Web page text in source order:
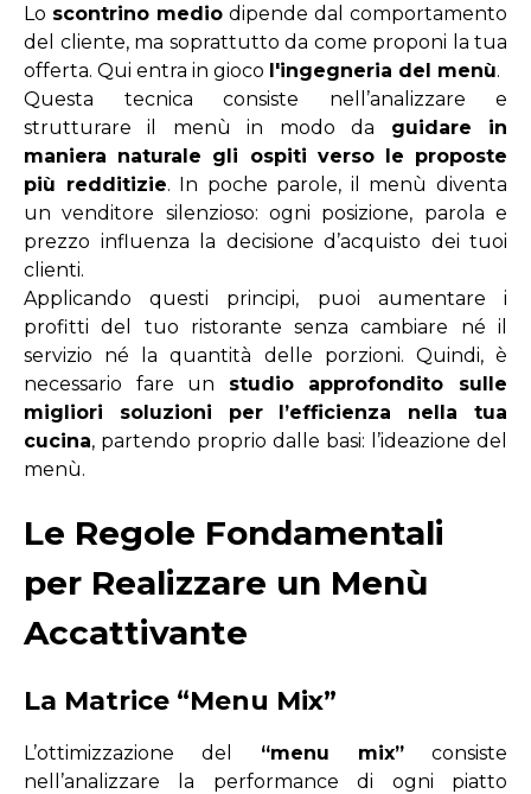
Lo scontrino medio dipende dal comportamento
del cliente, ma soprattutto da come proponi la tua
offerta. Qui entra in gioco l'ingegneria del menù.
Questa tecnica consiste nell’analizzare e
strutturare il menù in modo da guidare in
maniera naturale gli ospiti verso le proposte
più redditizie. In poche parole, il menù diventa
un venditore silenzioso: ogni posizione, parola e
prezzo influenza la decisione d’acquisto dei tuoi
clienti.
Applicando questi principi, puoi aumentare
i
profitti del tuo ristorante senza cambiare né il
servizio né la quantità delle porzioni. Quindi, è
necessario fare un studio approfondito sulle
migliori soluzioni per l’efficienza nella tua
cucina, partendo proprio dalle basi:
l’ideazione del
menù.
Le Regole Fondamentali
per Realizzare un Menù
Accattivante
La Matrice “Menu Mix”
L’ottimizzazione del “menu mix”consiste
nell’analizzare la performance di ogni piatto